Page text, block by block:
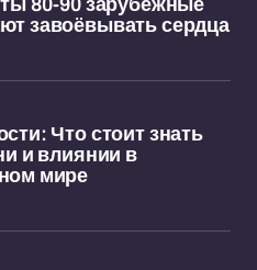
80-90 зарубежные
завоёвывать сердца
Что стоит знать
и влиянии в
мире